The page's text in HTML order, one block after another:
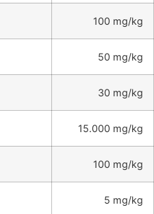
100 mg/kg
50 mg/kg
30 mg/kg
15.000 mg/kg
100 mg/kg
5 mg/kg